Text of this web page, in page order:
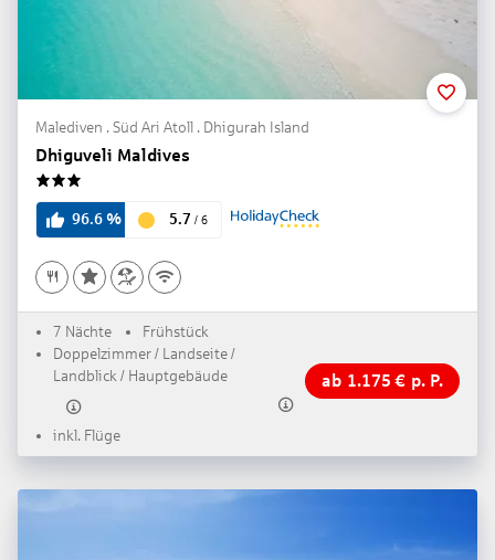
Malediven . Süd Ari Atoll . Dhigurah Island
Dhiguveli Maldives
96.6% 5.7 / 6
7 Nächte
Frühstück
Doppelzimmer / Landseite /
Landblick / Hauptgebäude
inkl. Flüge
ab 1.175 € p. P.